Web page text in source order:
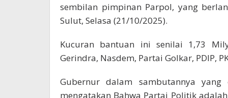
sembilan pimpinan Parpol, yang
Sulut, Selasa (21/10/2025).
Kucuran bantuan ini senilai 1,73
Gerindra, Nasdem, Partai Golkar, PDIP,
Gubernur dalam sambutannya
mengatakan Bahwa Partai Politik